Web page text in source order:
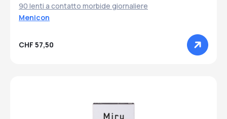
90 lenti a contatto morbide giornaliere
Menicon
CHF 57,50